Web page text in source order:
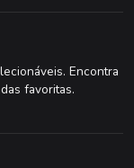
Encontra
favoritas.